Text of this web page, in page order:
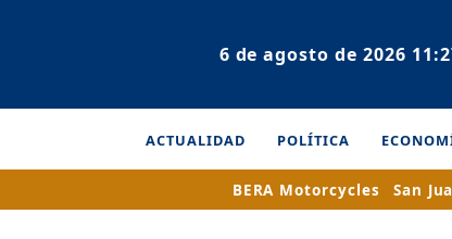
6 de agosto de 2026
ACTUALIDAD POLÍTICA
BERA Motorcycles San